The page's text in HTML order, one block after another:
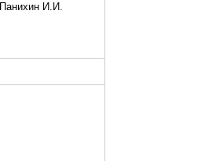
Панихин И.И.